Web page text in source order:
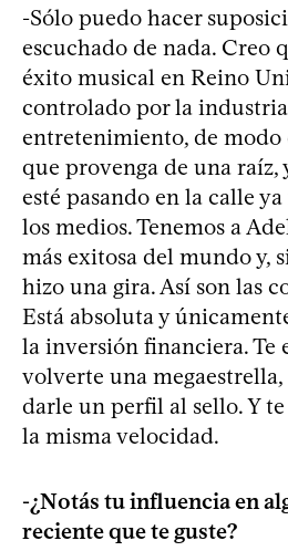
-Sólo puedo hacer
escuchado de nada. Creo
éxito musical en Reino
controlado por la
entretenimiento, de modo
que provenga de una raíz,
esté pasando en la calle
los medios. Tenemos a
más exitosa del mundo y,
hizo una gira. Así son las
Está absoluta y
la inversión financiera. Te
volverte una
darle un perfil al sello. Y
la misma velocidad.
-¿Notás tu influencia en
reciente que te guste?